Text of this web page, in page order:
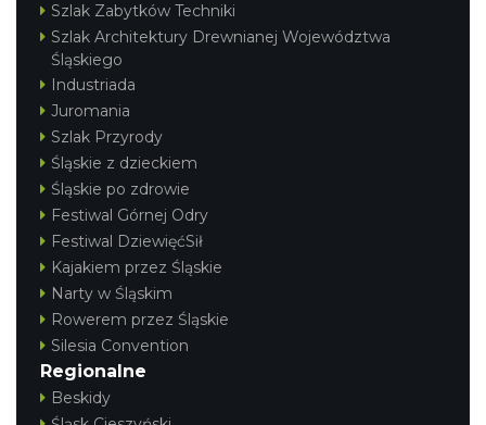
Szlak Zabytków Techniki
Szlak Architektury Drewnianej Województwa
Śląskiego
Industriada
Juromania
Szlak Przyrody
Śląskie z dzieckiem
Śląskie po zdrowie
Festiwal Górnej Odry
Festiwal DziewięćSił
Kajakiem przez Śląskie
Narty w Śląskim
Rowerem przez Śląskie
Silesia Convention
Regionalne
Beskidy